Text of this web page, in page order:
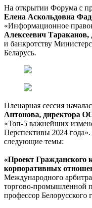
На открытии Форума с
Елена Аскольдовна
«Информационное
Алексеевич Тараканов,
и банкротству
Беларусь.
Пленарная сессия
Антонова, директора
«Топ-5 важнейших
Перспективы 2024
следующие темы:
«Проект Гражданского
корпоративных
Международного
торгово-промышленной
профессор Белорусского